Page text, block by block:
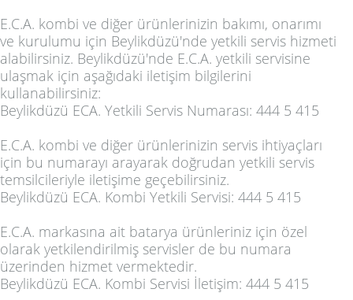
E.C.A. kombi ve diğer ürünlerinizin bakımı, onarımı
ve kurulumu için Beylikdüzü'nde yetkili servis hizmeti
alabilirsiniz. Beylikdüzü'nde E.C.A. yetkili servisine
ulaşmak için aşağıdaki iletişim bilgilerini
kullanabilirsiniz:
Beylikdüzü ECA. Yetkili Servis Numarası: 444 5 415
E.C.A. kombi ve diğer ürünlerinizin servis ihtiyaçları
için bu numarayı arayarak doğrudan yetkili servis
temsilcileriyle iletişime geçebilirsiniz.
Beylikdüzü ECA. Kombi Yetkili Servisi: 444 5 415
E.C.A. markasına ait batarya ürünleriniz için özel
olarak yetkilendirilmiş servisler de bu numara
üzerinden hizmet vermektedir.
Beylikdüzü ECA. Kombi Servisi İletişim: 444 5 415